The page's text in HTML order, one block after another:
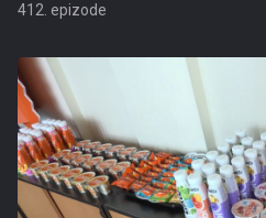
412. epizode